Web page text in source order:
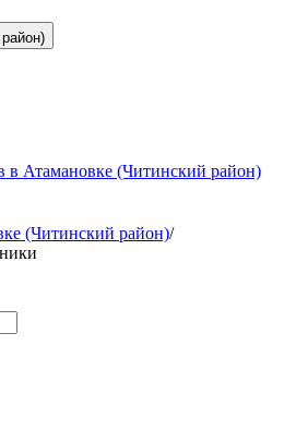
в Атамановке (Читинский район)
(Читинский район)/